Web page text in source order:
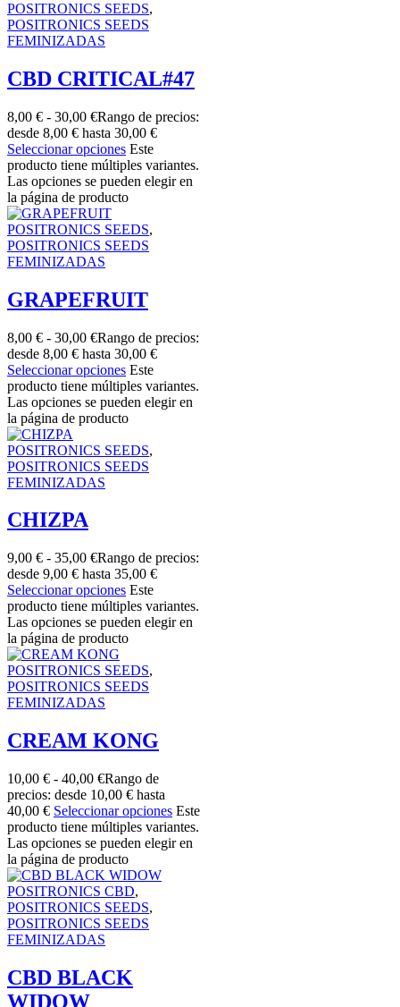
POSITRONICS SEEDS,
POSITRONICS SEEDS
FEMINIZADAS
CBD CRITICAL#47
8,00 € - 30,00 €Rango de precios:
desde 8,00 € hasta 30,00 €
Seleccionar opciones Este
producto tiene múltiples variantes.
Las opciones se pueden elegir en
la página de producto
POSITRONICS SEEDS,
POSITRONICS SEEDS
FEMINIZADAS
GRAPEFRUIT
8,00 € - 30,00 €Rango de precios:
desde 8,00 € hasta 30,00 €
Seleccionar opciones Este
producto tiene múltiples variantes.
Las opciones se pueden elegir en
la página de producto
POSITRONICS SEEDS,
POSITRONICS SEEDS
FEMINIZADAS
CHIZPA
9,00 € - 35,00 €Rango de precios:
desde 9,00 € hasta 35,00 €
Seleccionar opciones Este
producto tiene múltiples variantes.
Las opciones se pueden elegir en
la página de producto
POSITRONICS SEEDS,
POSITRONICS SEEDS
FEMINIZADAS
CREAM KONG
10,00 € - 40,00 €Rango de
precios: desde 10,00 € hasta
40,00 € Seleccionar opciones Este
producto tiene múltiples variantes.
Las opciones se pueden elegir en
la página de producto
POSITRONICS CBD,
POSITRONICS SEEDS,
POSITRONICS SEEDS
FEMINIZADAS
CBD BLACK
WIDOW